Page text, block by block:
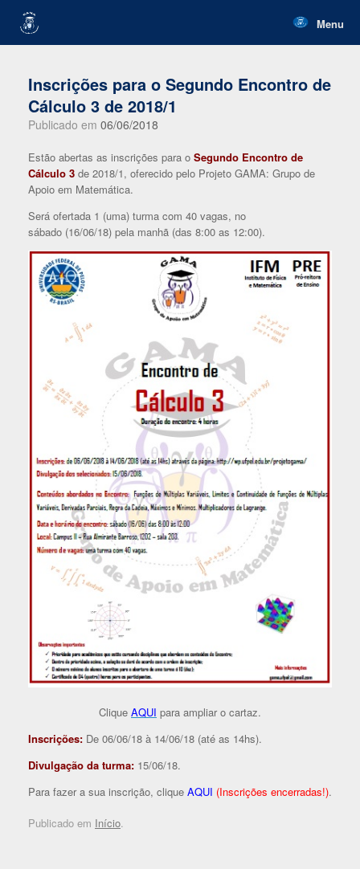
content
Menu
Inscrições para o Segundo Encontro de
Cálculo 3 de 2018/1
Publicado em 06/06/2018
Estão abertas as inscrições para o Segundo Encontro de
Cálculo 3 de 2018/1, oferecido pelo Projeto GAMA: Grupo de
Apoio em Matemática.
Será ofertada 1 (uma) turma com 40 vagas, no
sábado (16/06/18) pela manhã (das 8:00 as 12:00).
Clique AQUI para ampliar o cartaz.
Inscrições: De 06/06/18 à 14/06/18 (até as 14hs).
Divulgação da turma: 15/06/18.
Para fazer a sua inscrição, clique AQUI (Inscrições encerradas!).
Publicado em Início.